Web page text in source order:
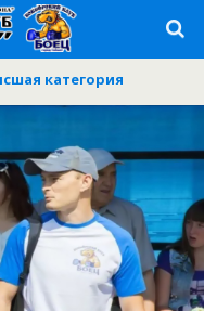
категория